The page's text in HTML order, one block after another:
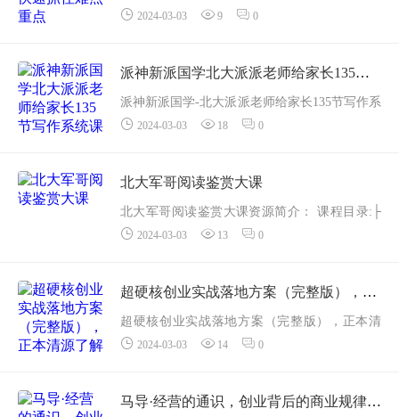
源简介：课程目录:
| ├──第1章 ? 课时02 故事开头:“5要素&...
2024-03-03 9 0
派神新派国学北大派派老师给家长135节写作系统课
派神新派国学-北大派派老师给家长135节写作系
统课资源简介：课程目录资料
002.【学前必看】派神作文体系说明课.mp4
003....
2024-03-03 18 0
北大军哥阅读鉴赏大课
北大军哥阅读鉴赏大课资源简介： 课程目录:├
──001-1. 语文开窍方法论-出题人思维.mp4 5.58
├──002-2. 开窍预习法.mp4 12.41...
2024-03-03 13 0
超硬核创业实战落地方案（完整版），正本清源了解世界本质
超硬核创业实战落地方案（完整版），正本清
源了解世界本质资源简介：超硬核创业实战落
课程内容：
2024-03-03 14 0
马导·经营的通识，创业背后的商业规律与财富逻辑